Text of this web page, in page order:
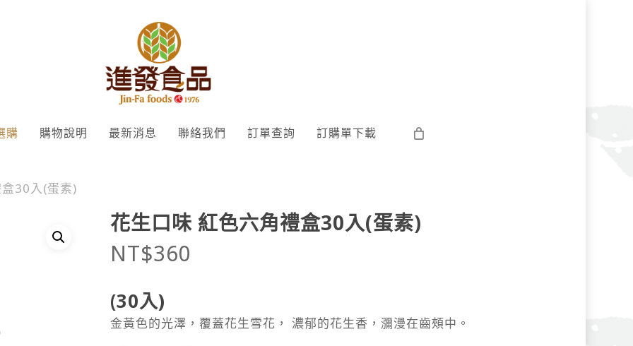
購 購物說明 最新消息 聯絡我們 訂單查詢 訂購單下載
30入(蛋素)
花生口味 紅色六角禮盒30入(蛋素)
NT$360
(30入)
金黃色的光澤，覆蓋花生雪花， 濃郁的花生香，瀰漫在齒頰中。